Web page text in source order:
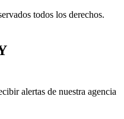
todos los derechos.
alertas de nuestra agencia